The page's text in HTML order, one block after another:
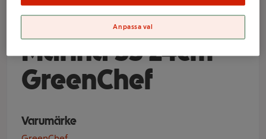
Stekpanna
Marina SS 24cm
GreenChef
Varumärke
Anpassa val